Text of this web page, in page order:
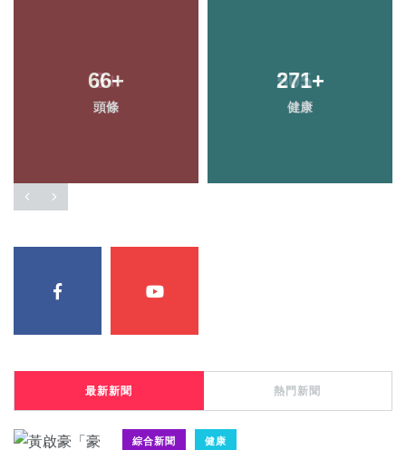
66+
頭條
271+
健康
最新新聞 熱門新聞
綜合新聞 健康